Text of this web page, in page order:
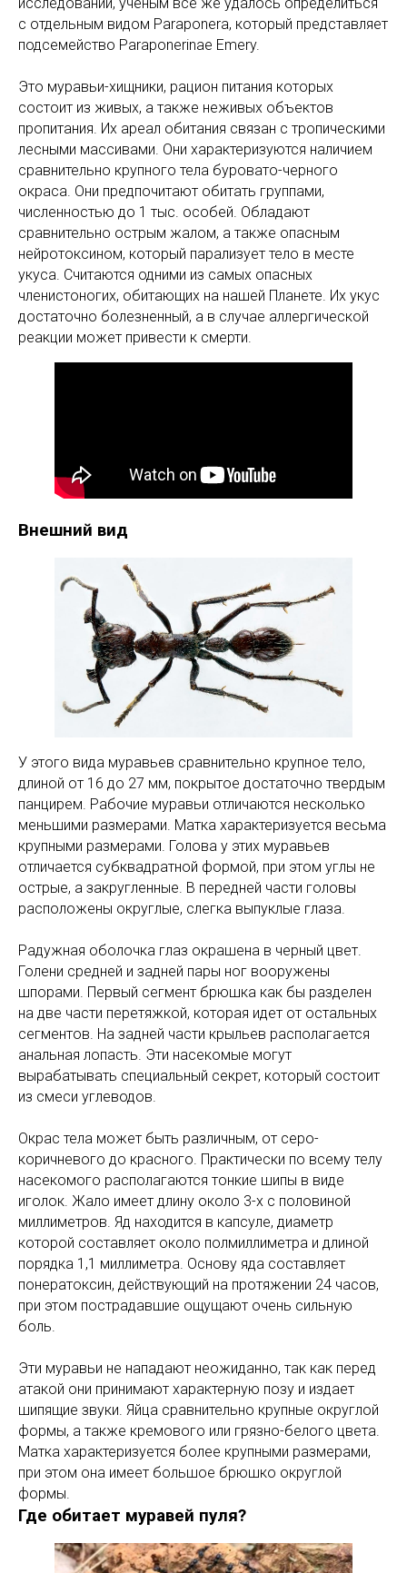
с отдельным видом Paraponera, который представляет
подсемейство Paraponerinae Emery.
Это муравьи-хищники, рацион питания которых
состоит из живых, а также неживых объектов
пропитания. Их ареал обитания связан с тропическими
лесными массивами. Они характеризуются наличием
сравнительно крупного тела буровато-черного
окраса. Они предпочитают обитать группами,
численностью до 1 тыс. особей. Обладают
сравнительно острым жалом, а также опасным
нейротоксином, который парализует тело в месте
укуса. Считаются одними из самых опасных
членистоногих, обитающих на нашей Планете. Их укус
достаточно болезненный, а в случае аллергической
реакции может привести к смерти.
Внешний вид
У этого вида муравьев сравнительно крупное тело,
длиной от 16 до 27 мм, покрытое достаточно твердым
панцирем. Рабочие муравьи отличаются несколько
меньшими размерами. Матка характеризуется весьма
крупными размерами. Голова у этих муравьев
отличается субквадратной формой, при этом углы не
острые, а закругленные. В передней части головы
расположены округлые, слегка выпуклые глаза.
Радужная оболочка глаз окрашена в черный цвет.
Голени средней и задней пары ног вооружены
шпорами. Первый сегмент брюшка как бы разделен
на две части перетяжкой, которая идет от остальных
сегментов. На задней части крыльев располагается
анальная лопасть. Эти насекомые могут
вырабатывать специальный секрет, который состоит
из смеси углеводов.
Окрас тела может быть различным, от серо-
коричневого до красного. Практически по всему телу
насекомого располагаются тонкие шипы в виде
иголок. Жало имеет длину около 3-х с половиной
миллиметров. Яд находится в капсуле, диаметр
которой составляет около полмиллиметра и длиной
порядка 1,1 миллиметра. Основу яда составляет
понератоксин, действующий на протяжении 24 часов,
при этом пострадавшие ощущают очень сильную
боль.
Эти муравьи не нападают неожиданно, так как перед
атакой они принимают характерную позу и издает
шипящие звуки. Яйца сравнительно крупные округлой
формы, а также кремового или грязно-белого цвета.
Матка характеризуется более крупными размерами,
при этом она имеет большое брюшко округлой
формы.
Где обитает муравей пуля?